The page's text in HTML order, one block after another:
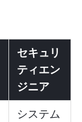
セキュリ
ティエン
ジニア
システム